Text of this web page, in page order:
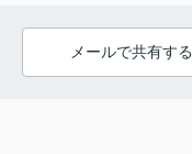
メールで共有する